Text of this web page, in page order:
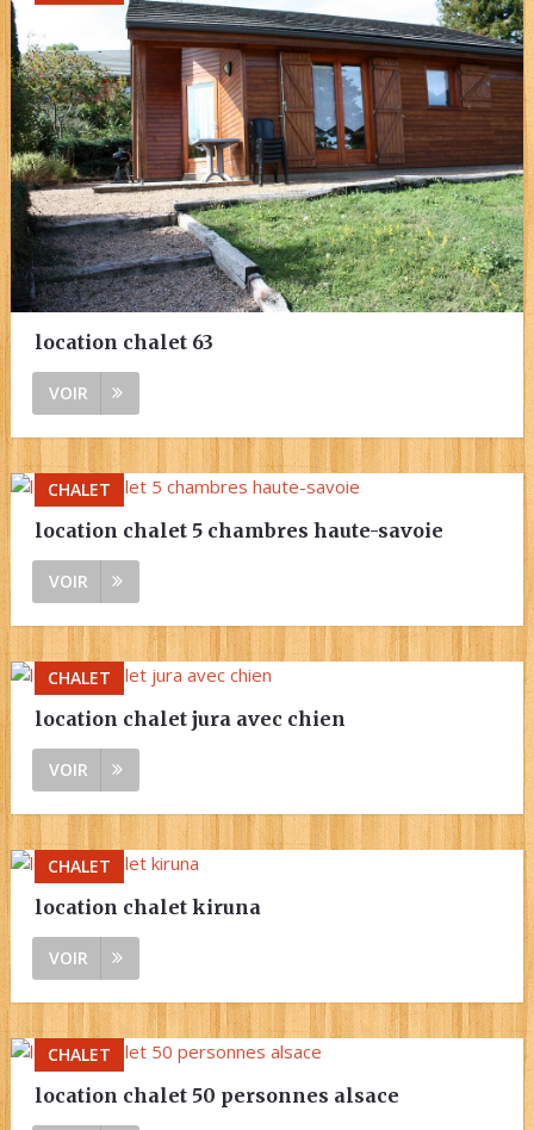
location chalet 63
VOIR
CHALET
location chalet 5 chambres haute-savoie
VOIR
CHALET
location chalet jura avec chien
VOIR
CHALET
location chalet kiruna
VOIR
CHALET
location chalet 50 personnes alsace